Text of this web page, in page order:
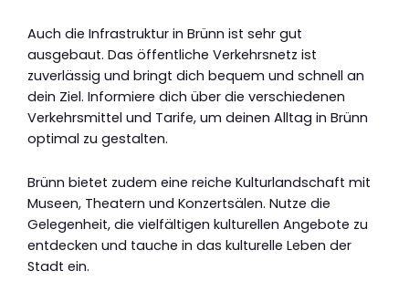
Auch die Infrastruktur in Brünn ist sehr gut
ausgebaut. Das öffentliche Verkehrsnetz ist
zuverlässig und bringt dich bequem und schnell an
dein Ziel. Informiere dich über die verschiedenen
Verkehrsmittel und Tarife, um deinen Alltag in Brünn
optimal zu gestalten.
Brünn bietet zudem eine reiche Kulturlandschaft mit
Museen, Theatern und Konzertsälen. Nutze die
Gelegenheit, die vielfältigen kulturellen Angebote zu
entdecken und tauche in das kulturelle Leben der
Stadt ein.